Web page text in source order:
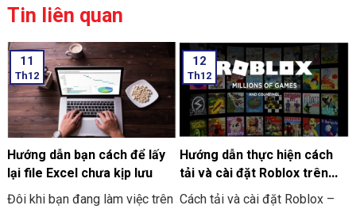
Tin liên quan
11
Th12
Hướng dẫn bạn cách để lấy
lại file Excel chưa kịp lưu
Đôi khi bạn đang làm việc trên
12
Th12
Hướng dẫn thực hiện cách
tải và cài đặt Roblox trên
máy tính thật đơn giản
Cách tải và cài đặt Roblox –